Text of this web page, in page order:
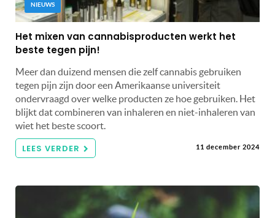
NIEUWS
Het mixen van cannabisproducten werkt het
beste tegen pijn!
Meer dan duizend mensen die zelf cannabis gebruiken
tegen pijn zijn door een Amerikaanse universiteit
ondervraagd over welke producten ze hoe gebruiken. Het
blijkt dat combineren van inhaleren en niet-inhaleren van
wiet het beste scoort.
LEES VERDER 11 december 2024